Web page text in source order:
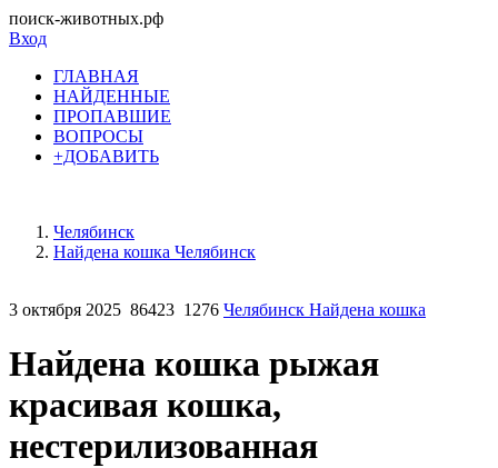
поиск-животных.рф
Вход
ГЛАВНАЯ
НАЙДЕННЫЕ
ПРОПАВШИЕ
ВОПРОСЫ
+ДОБАВИТЬ
Челябинск
Найдена кошка Челябинск
3 октября 2025 86423 1276 Челябинск Найдена кошка
Найдена кошка рыжая
красивая кошка,
нестерилизованная